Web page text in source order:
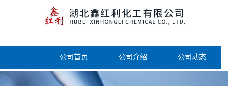
公司首页 公司介绍 公司动态